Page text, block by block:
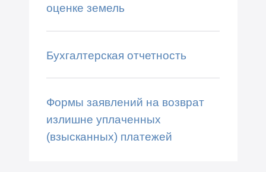
оценке земель
Бухгалтерская отчетность
Формы заявлений на возврат
излишне уплаченных
(взысканных) платежей